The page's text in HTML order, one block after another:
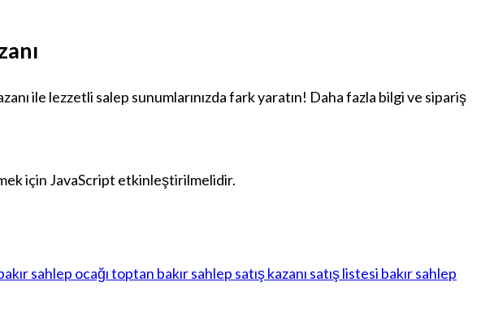
ile lezzetli salep sunumlarınızda fark yaratın! Daha fazla bilgi ve sipariş
için JavaScript etkinleştirilmelidir.